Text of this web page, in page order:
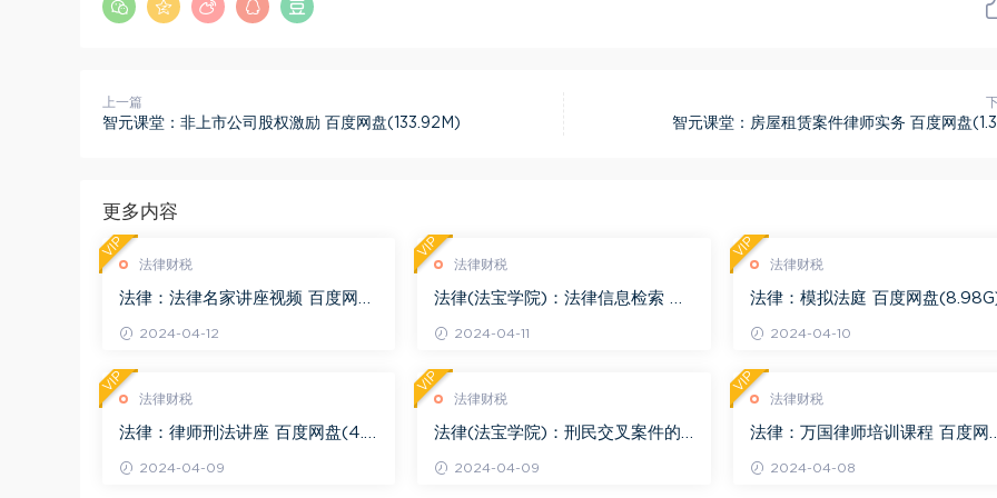
上一篇
智元课堂：非上市公司股权激励 百度网盘(133.92M) 智元课堂：房屋租赁案件律师实务 百度网盘
更多内容
法律财税
法律：法律名家讲座视频 百度网盘
2024-04-12
VIP
法律财税
法律(法宝学院)：法律信息检索 百
2024-04-11
VIP
法律财税
法律：模拟法庭 百度网盘
2024-04-10
VIP
法律财税
法律：律师刑法讲座 百度网盘(4.0
2024-04-09
VIP
法律财税
法律(法宝学院)：刑民交叉案件的
2024-04-09
VIP
法律财税
法律：万国律师培训课程 百度网
2024-04-08
VIP